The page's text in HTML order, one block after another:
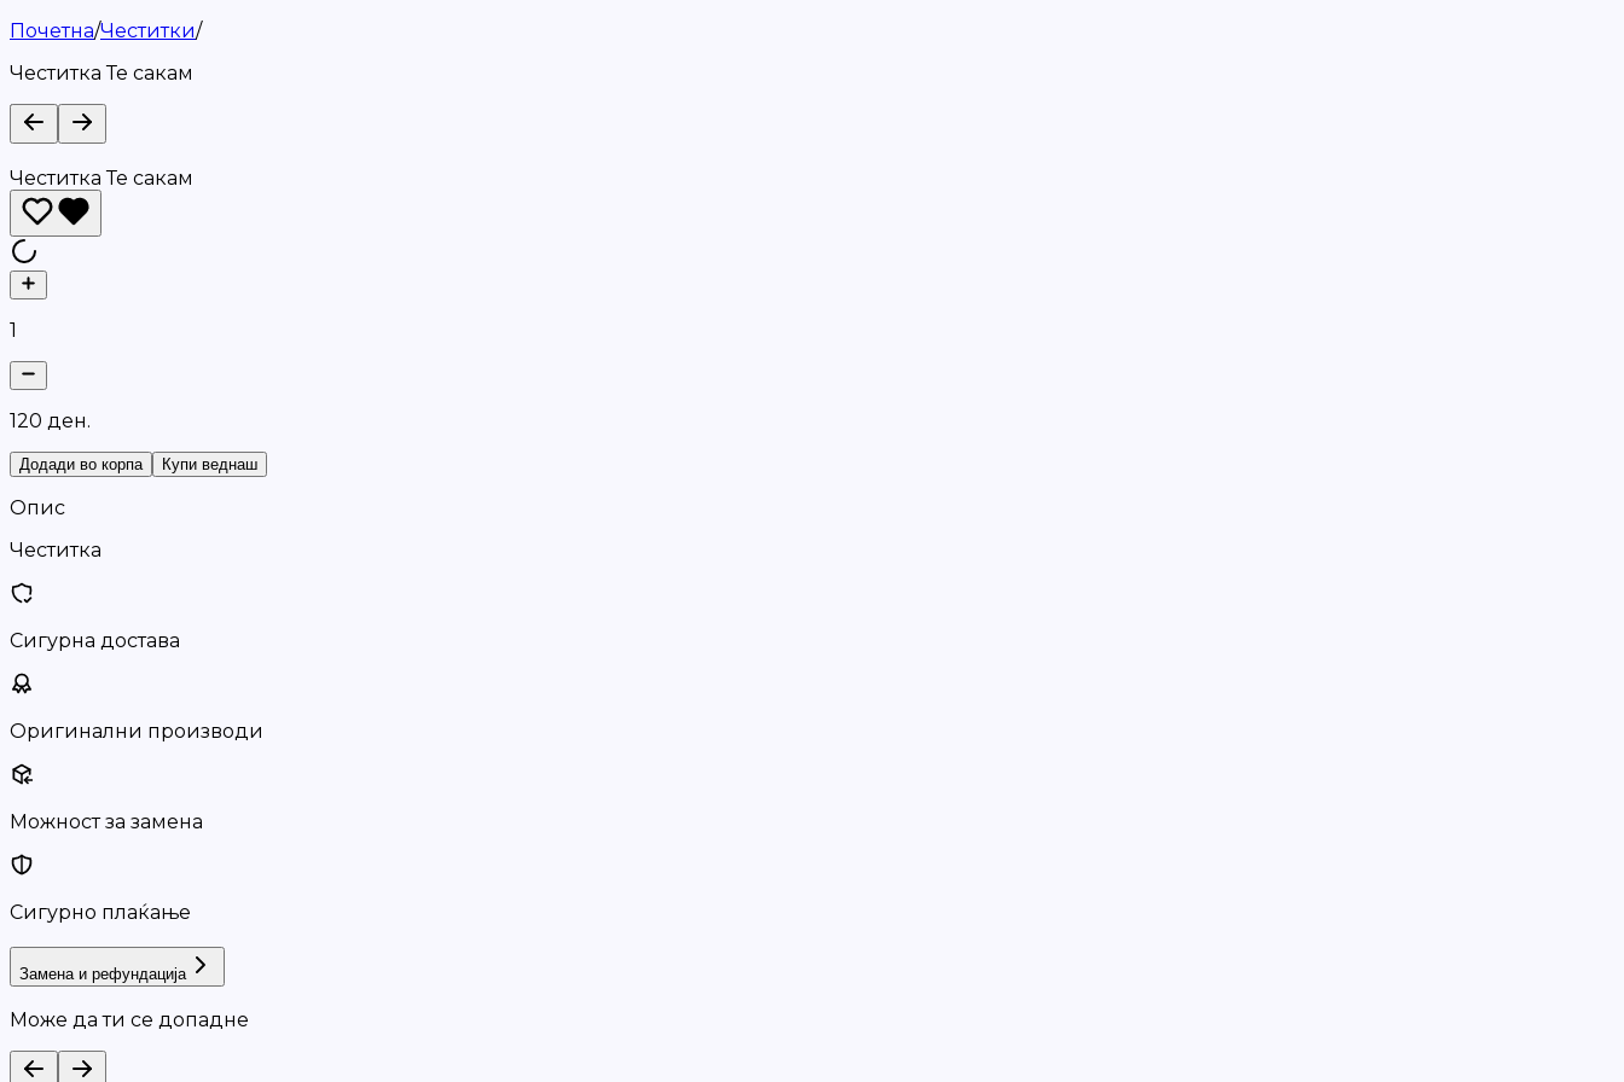
Почетна/Честитки/
Честитка Те сакам
Честитка Те сакам
1
120 ден.
Додади во корпа Купи веднаш
Опис
Честитка
Сигурна достава
Оригинални производи
Можност за замена
Сигурно плаќање
Замена и рефундација
Може да ти се допадне